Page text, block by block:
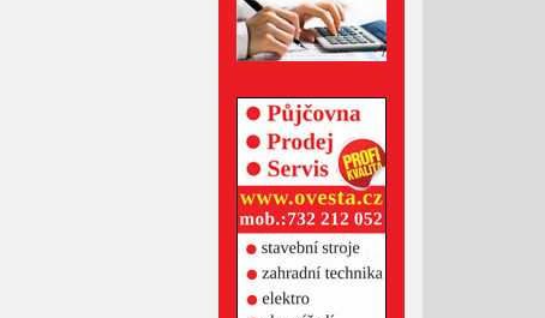
Červen 2025
Květen 2025
Duben 2025
Březen 2025
Únor 2025
Leden 2025
Prosinec 2024
Listopad 2024
Říjen 2024